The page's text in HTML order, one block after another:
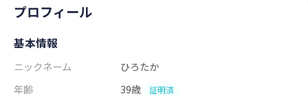
プロフィール
基本情報
ニックネーム
ひろたか
年齢
39歳 証明済